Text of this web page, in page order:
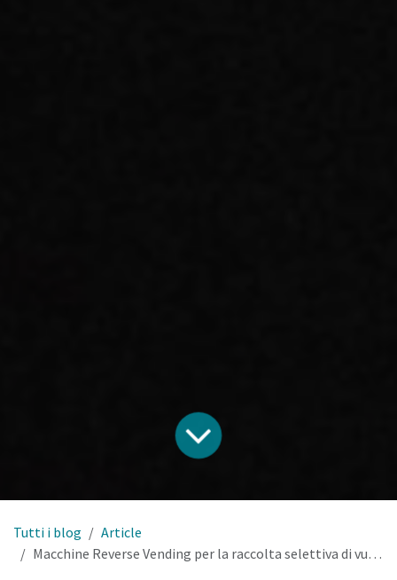
Tutti i blog
Article
Macchine Reverse Vending per la raccolta selettiva di vuoti.